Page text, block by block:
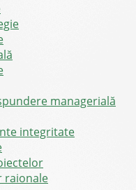
managerială
integritate
raionale